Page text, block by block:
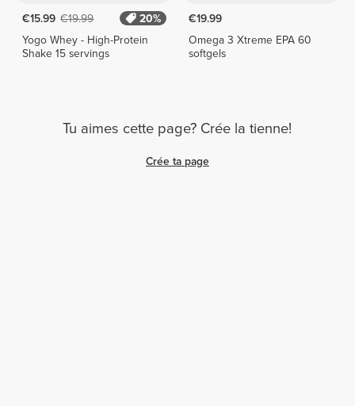
€15.99 €19.99
20%
Yogo Whey - High-Protein
Shake 15 servings
€19.99
Omega 3 Xtreme EPA 60
softgels
Tu aimes cette page? Crée la tienne!
Crée ta page